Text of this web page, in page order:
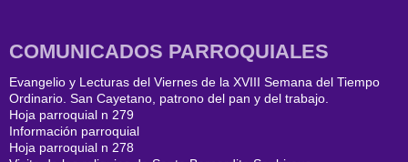
COMUNICADOS PARROQUIALES
Evangelio y Lecturas del Viernes de la XVIII Semana del Tiempo
Ordinario. San Cayetano, patrono del pan y del trabajo.
Hoja parroquial n 279
Información parroquial
Hoja parroquial n 278